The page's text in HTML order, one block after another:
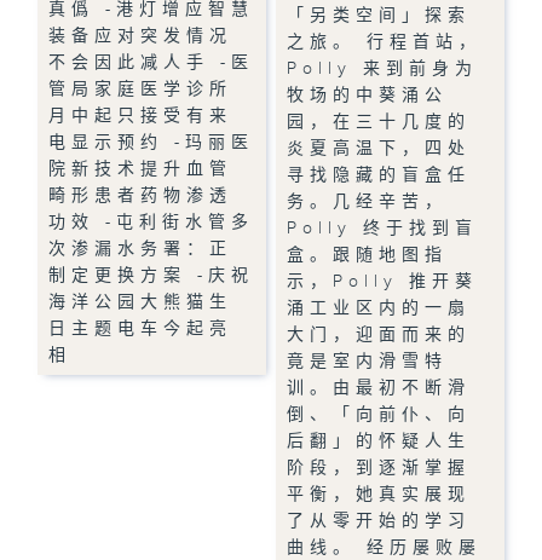
真僞 -港灯增应智慧
装备应对突发情况
不会因此减人手 -医
管局家庭医学诊所
月中起只接受有来
电显示预约 -玛丽医
院新技术提升血管
畸形患者药物渗透
功效 -屯利街水管多
次渗漏水务署：正
制定更换方案 -庆祝
海洋公园大熊猫生
日主题电车今起亮
相
「另类空间」探索
之旅。 行程首站，
Polly 来到前身为
牧场的中葵涌公
园，在三十几度的
炎夏高温下，四处
寻找隐藏的盲盒任
务。几经辛苦，
Polly 终于找到盲
盒。跟随地图指
示，Polly 推开葵
涌工业区内的一扇
大门，迎面而来的
竟是室内滑雪特
训。由最初不断滑
倒、「向前仆、向
后翻」的怀疑人生
阶段，到逐渐掌握
平衡，她真实展现
了从零开始的学习
曲线。 经历屡败屡